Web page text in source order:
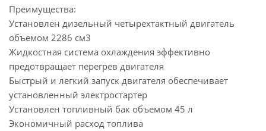
Преимущества:
Установлен дизельный четырехтактный двигатель
объемом 2286 см3
Жидкостная система охлаждения эффективно
предотвращает перегрев двигателя
Быстрый и легкий запуск двигателя обеспечивает
установленный электростартер
Установлен топливный бак объемом 45 л
Экономичный расход топлива